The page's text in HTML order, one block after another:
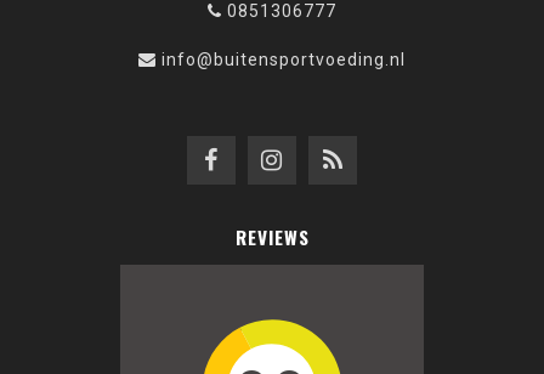
0851306777
info@buitensportvoeding.nl
REVIEWS